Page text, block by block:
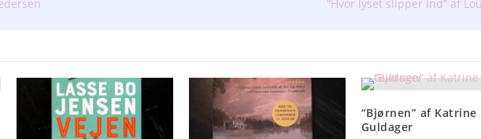
“Hvor lyset slipper ind” af
“Bjørnen” af Katrine
Guldager